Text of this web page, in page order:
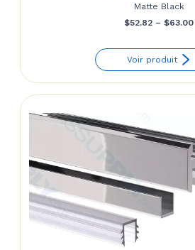
Matte Black
$52.82 – $63.00
Voir produit